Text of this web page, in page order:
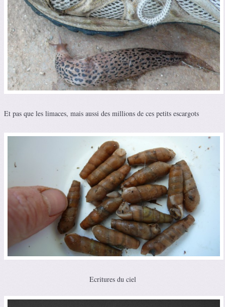
Et pas que les limaces, mais aussi des millions de ces petits escargots
Ecritures du ciel